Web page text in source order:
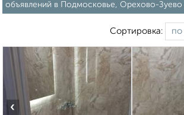
объявлений в Подмосковье, Орехово-Зуево
Сортировка:
‹